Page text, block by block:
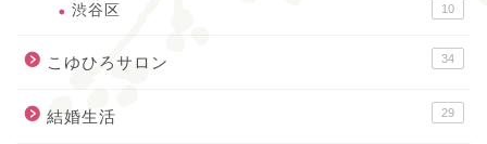
渋谷区 10
こゆひろサロン 34
結婚生活 29